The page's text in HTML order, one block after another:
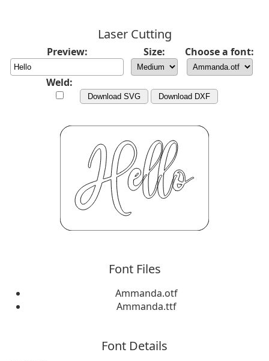
Laser Cutting
Preview: Size: Choose a font:
Weld:
Download SVG Download DXF
Font Files
Ammanda.otf
Ammanda.ttf
Font Details